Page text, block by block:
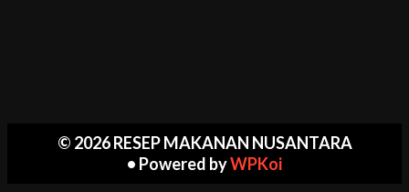
© 2026 RESEP MAKANAN NUSANTARA
• Powered byWPKoi